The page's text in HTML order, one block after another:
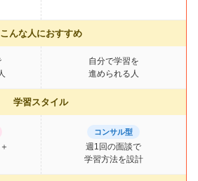
こんな人におすすめ
自分で学習を
進められる人
学習スタイル
コンサル型
週1回の面談で
学習方法を設計